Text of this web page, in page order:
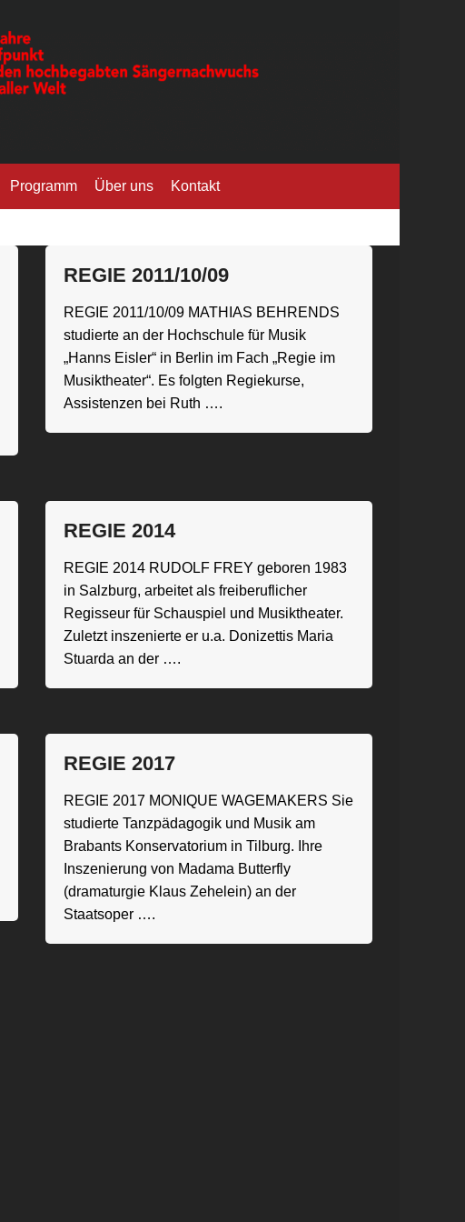
Programm Über uns Kontakt
REGIE 2011/10/09
REGIE 2011/10/09 MATHIAS BEHRENDS
studierte an der Hochschule für Musik
„Hanns Eisler“ in Berlin im Fach „Regie im
Musiktheater“. Es folgten Regiekurse,
Assistenzen bei Ruth ….
REGIE 2014
REGIE 2014 RUDOLF FREY geboren 1983
in Salzburg, arbeitet als freiberuflicher
Regisseur für Schauspiel und Musiktheater.
Zuletzt inszenierte er u.a. Donizettis Maria
Stuarda an der ….
REGIE 2017
REGIE 2017 MONIQUE WAGEMAKERS Sie
studierte Tanzpädagogik und Musik am
Brabants Konservatorium in Tilburg. Ihre
Inszenierung von Madama Butterfly
(dramaturgie Klaus Zehelein) an der
Staatsoper ….